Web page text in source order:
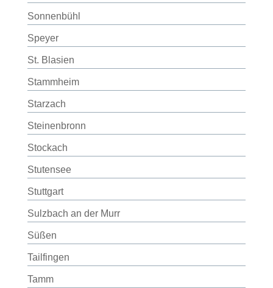
Sonnenbühl
Speyer
St. Blasien
Stammheim
Starzach
Steinenbronn
Stockach
Stutensee
Stuttgart
Sulzbach an der Murr
Süßen
Tailfingen
Tamm